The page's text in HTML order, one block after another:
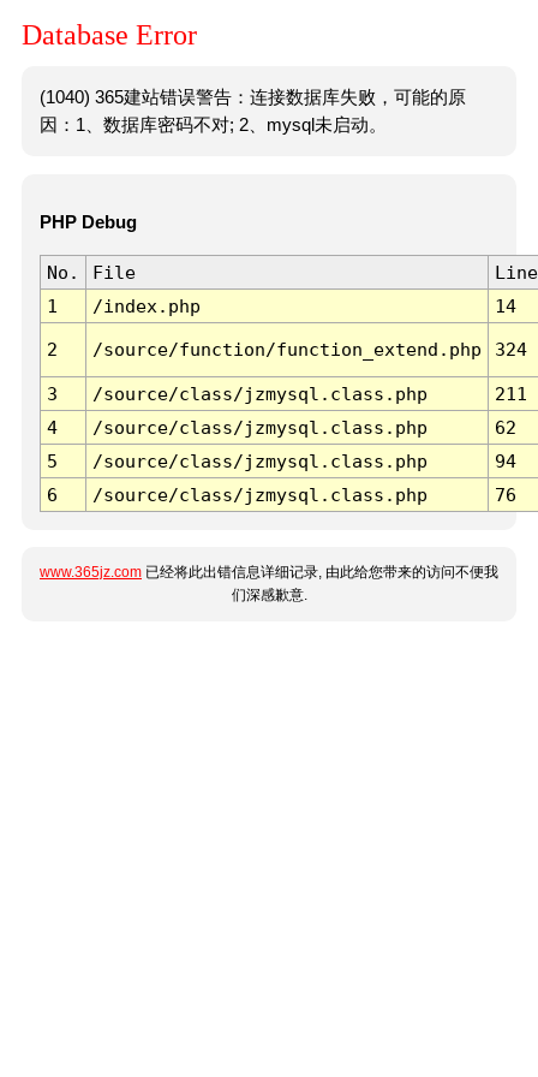
Database Error
(1040) 365建站错误警告：连接数据库失败，可能的原
因：1、数据库密码不对; 2、mysql未启动。
PHP Debug
No. File
Line
1
/index.php 14
2 /source/function/function_extend.php 324
3 /source/class/jzmysql.class.php
211
4
/source/class/jzmysql.class.php
62
5
/source/class/jzmysql.class.php
94
6
/source/class/jzmysql.class.php 76
www.365jz.com 已经将此出错信息详细记录, 由此给您带来的访问不便我
们深感歉意.